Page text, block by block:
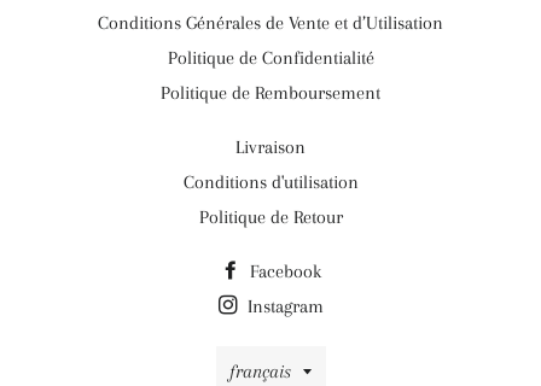
Conditions Générales de Vente et d’Utilisation
Politique de Confidentialité
Politique de Remboursement
Livraison
Conditions d'utilisation
Politique de Retour
Facebook
Instagram
Langue
français